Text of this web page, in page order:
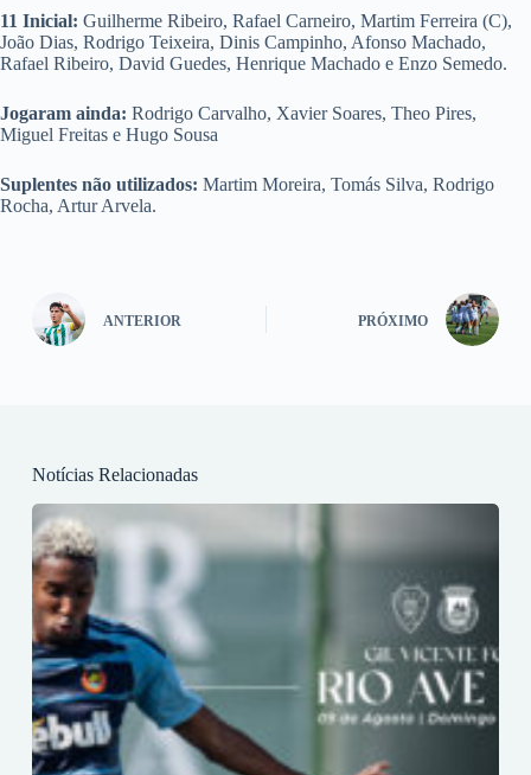
11 Inicial: Guilherme Ribeiro, Rafael Carneiro, Martim Ferreira (C),
João Dias, Rodrigo Teixeira, Dinis Campinho, Afonso Machado,
Rafael Ribeiro, David Guedes, Henrique Machado e Enzo Semedo.
Jogaram ainda: Rodrigo Carvalho, Xavier Soares, Theo Pires,
Miguel Freitas e Hugo Sousa
Suplentes não utilizados: Martim Moreira, Tomás Silva, Rodrigo
Rocha, Artur Arvela.
ANTERIOR PRÓXIMO
Notícias Relacionadas